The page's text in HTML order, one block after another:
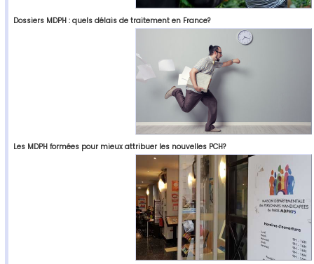
Dossiers MDPH : quels délais de traitement en France?
Les MDPH formées pour mieux attribuer les nouvelles PCH?